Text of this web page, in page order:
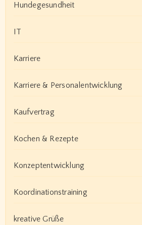
Hundegesundheit
IT
Karriere
Karriere & Personalentwicklung
Kaufvertrag
Kochen & Rezepte
Konzeptentwicklung
Koordinationstraining
kreative Grüße